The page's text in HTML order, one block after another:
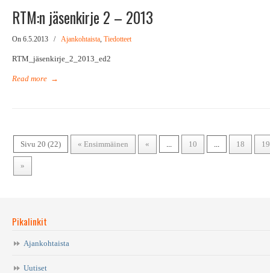
RTM:n jäsenkirje 2 – 2013
On 6.5.2013 / Ajankohtaista, Tiedotteet
RTM_jäsenkirje_2_2013_ed2
Read more →
Sivu 20 (22) « Ensimmäinen « ... 10 ... 18 19
»
Pikalinkit
Ajankohtaista
Uutiset